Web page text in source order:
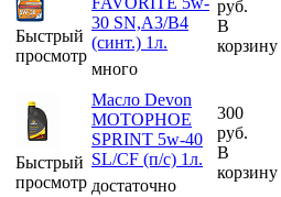
Быстрый
просмотр
30 SN,A3/B4
(синт.) 1л.
много
руб.
В
корзину
Быстрый
просмотр
Масло Devon
МОТОРНОЕ
SPRINT 5w-40
SL/CF (п/с) 1л.
достаточно
300
руб.
В
корзину